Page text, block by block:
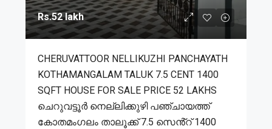
Rs.52 lakh
CHERUVATTOOR NELLIKUZHI PANCHAYATH
KOTHAMANGALAM TALUK 7.5 CENT 1400
SQFT HOUSE FOR SALE PRICE 52 LAKHS
ചെറുവട്ടൂർ നെല്ലിക്കുഴി പഞ്ചായത്ത്
കോതമംഗലം താലൂക്ക് 7.5 സെൻ്റ് 1400